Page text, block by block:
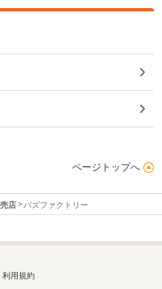
ページトップへ
店 バズファクトリー
利用規約